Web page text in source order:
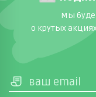
регулируемая
молнии
Для малышей
активных детей —
Мы
о крутых